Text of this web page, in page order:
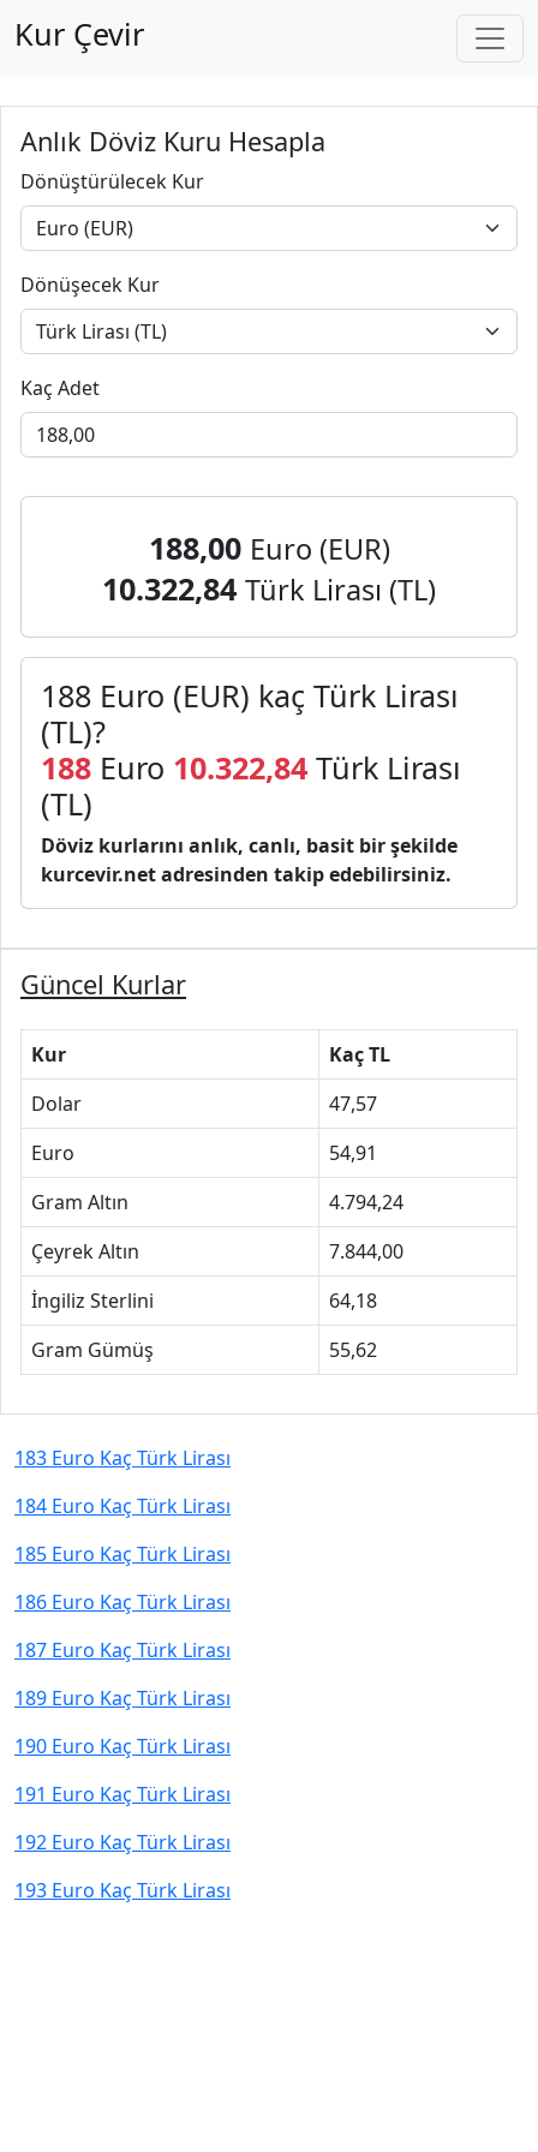
Kur Çevir
Anlık Döviz Kuru Hesapla
Dönüştürülecek Kur
Dönüşecek Kur
Kaç Adet
188,00 Euro (EUR)
10.322,84 Türk Lirası (TL)
188 Euro (EUR) kaç Türk Lirası
(TL)?
188 Euro 10.322,84 Türk Lirası
(TL)
Döviz kurlarını anlık, canlı, basit bir şekilde
kurcevir.net adresinden takip edebilirsiniz.
Güncel Kurlar
Kur
Kaç TL
Dolar
47,57
Euro
54,91
Gram Altın
4.794,24
Çeyrek Altın
7.844,00
İngiliz Sterlini
64,18
Gram Gümüş
55,62
183 Euro Kaç Türk Lirası
184 Euro Kaç Türk Lirası
185 Euro Kaç Türk Lirası
186 Euro Kaç Türk Lirası
187 Euro Kaç Türk Lirası
189 Euro Kaç Türk Lirası
190 Euro Kaç Türk Lirası
191 Euro Kaç Türk Lirası
192 Euro Kaç Türk Lirası
193 Euro Kaç Türk Lirası